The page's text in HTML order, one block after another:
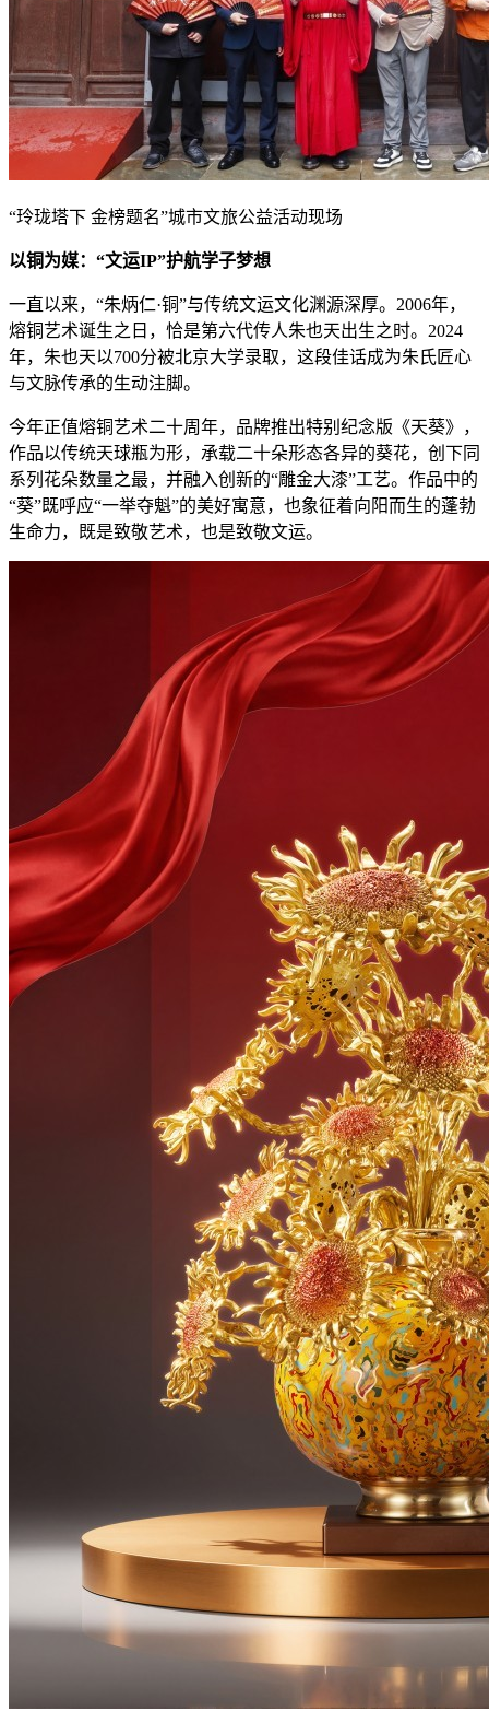
“玲珑塔下 金榜题名”城市文旅公益活动现场
以铜为媒：“文运IP”护航学子梦想
一直以来， “朱炳仁·铜”与传统文运文化渊源深厚。2006年，
熔铜艺术诞生之日，恰是第六代传人朱也天出生之时。2024
年，朱也天以700分被北京大学录取，这段佳话成为朱氏匠心
与文脉传承的生动注脚。
今年正值熔铜艺术二十周年，品牌推出特别纪念版《天葵》，
作品以传统天球瓶为形，承载二十朵形态各异的葵花，创下同
系列花朵数量之最，并融入创新的“雕金大漆”工艺。作品中的
“葵”既呼应“一举夺魁”的美好寓意，也象征着向阳而生的蓬勃
生命力，既是致敬艺术，也是致敬文运。